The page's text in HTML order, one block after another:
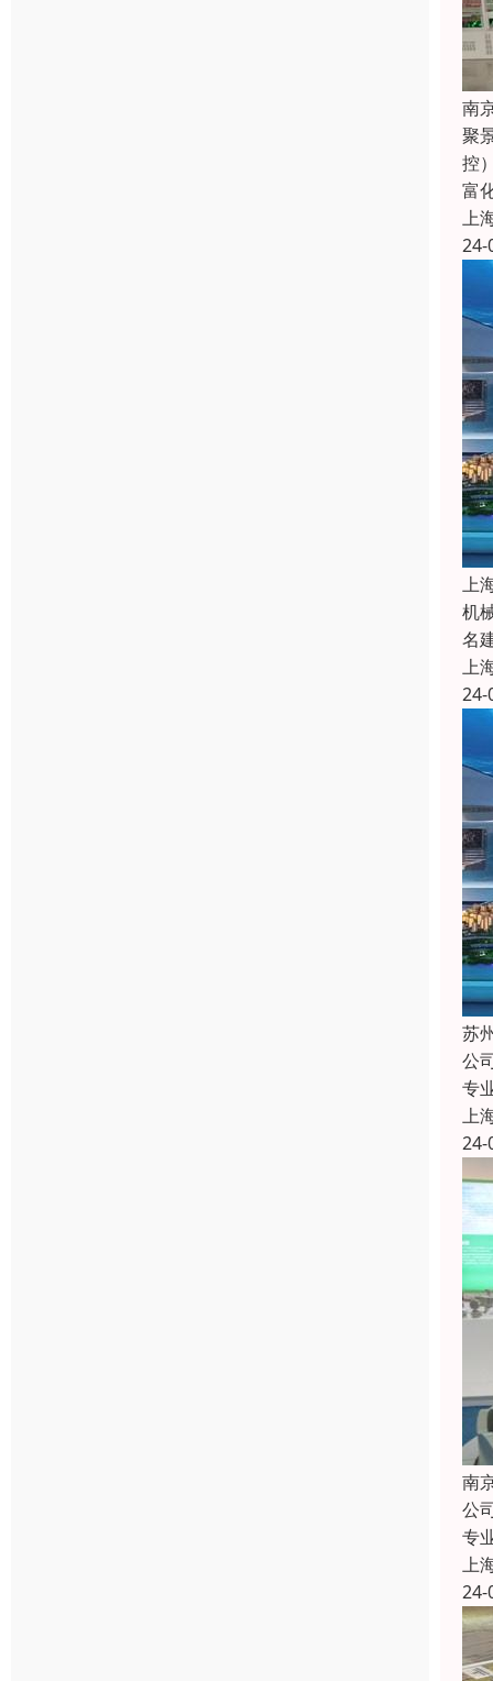
南
聚
控
富
上
24-
上
机
名
上
24-
苏
公
专
上
24-
南
公
专
上
24-